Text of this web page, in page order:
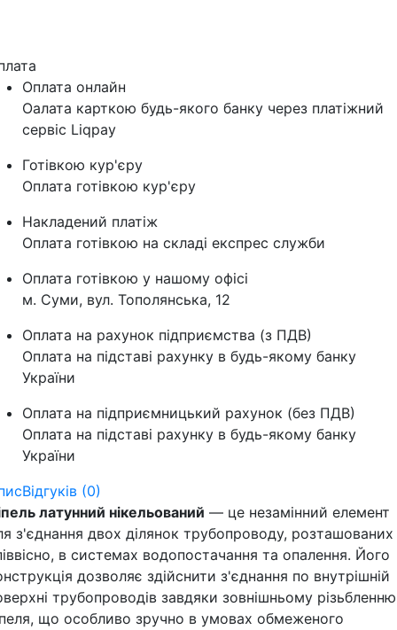
Оплата онлайн
Оалата карткою будь-якого банку через платіжний
сервіс Liqpay
Готівкою кур'єру
Оплата готівкою кур'єру
Накладений платіж
Оплата готівкою на складі експрес служби
Оплата готівкою у нашому офісі
м. Суми, вул. Тополянська, 12
Оплата на рахунок підприємства (з ПДВ)
Оплата на підставі рахунку в будь-якому банку
України
Оплата на підприємницький рахунок (без ПДВ)
Оплата на підставі рахунку в будь-якому банку
України
Відгуків (0)
латунний нікельований — це незамінний елемент
з'єднання двох ділянок трубопроводу, розташованих
в системах водопостачання та опалення. Його
дозволяє здійснити з'єднання по внутрішній
трубопроводів завдяки зовнішньому різьбленню
що особливо зручно в умовах обмеженого